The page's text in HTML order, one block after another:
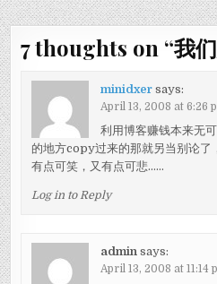
7 thoughts on “我
minidxer says:
April 13, 2008 at 6:26
利用博客赚钱本来无
的地方copy过来的那就另当别论了
有点可笑，又有点可悲……
Log in to Reply
admin says:
April 13, 2008 at 11:14